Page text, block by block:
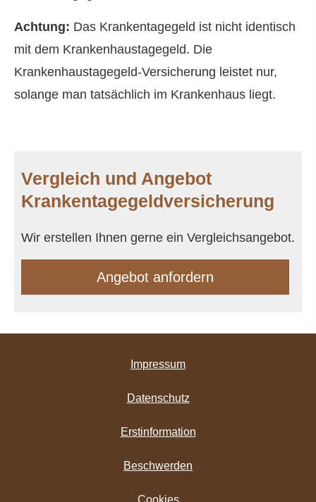
Achtung: Das Krankentagegeld ist nicht identisch
mit dem Krankenhaustagegeld. Die
Krankenhaustagegeld-Versicherung leistet nur,
solange man tatsächlich im Krankenhaus liegt.
Vergleich und Angebot
Krankentagegeldversicherung
Wir erstellen Ihnen gerne ein Vergleichsangebot.
An­ge­bot an­for­dern
Impressum
Datenschutz
Erstinformation
Beschwerden
Cookies